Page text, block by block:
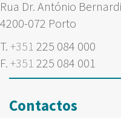
Rua Dr. António
4200-072 Porto
T. +351 225 084 000
F. +351 225 084 001
Contactos